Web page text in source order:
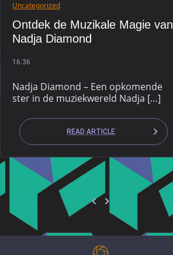
Uncategorized
Ontdek de Muzikale Magie van
Nadja Diamond
16:36
Nadja Diamond – Een opkomende
ster in de muziekwereld Nadja […]
READ ARTICLE